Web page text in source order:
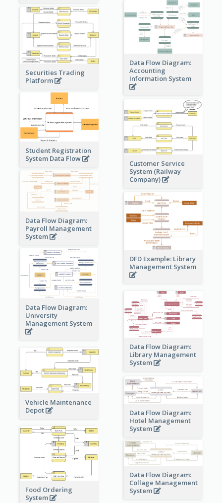
Data Flow Diagram:
Accounting
Information System
Securities Trading
Platform
Student Registration
System Data Flow
Customer Service
System (Railway
Company)
Data Flow Diagram:
Payroll Management
System
DFD Example: Library
Management System
Data Flow Diagram:
University
Management System
Data Flow Diagram:
Library Management
System
Vehicle Maintenance
Depot
Data Flow Diagram:
Hotel Management
System
Food Ordering
System
Data Flow Diagram:
Collage Management
System